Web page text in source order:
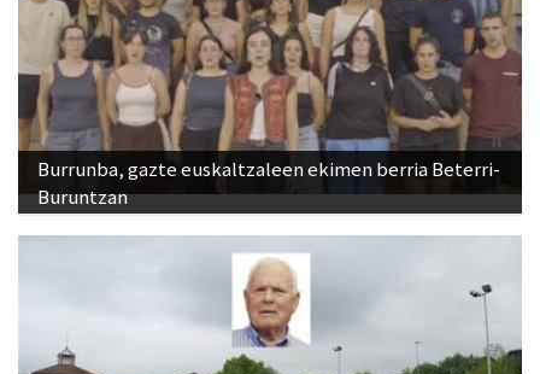
Burrunba, gazte euskaltzaleen ekimen berria Beterri-
Buruntzan